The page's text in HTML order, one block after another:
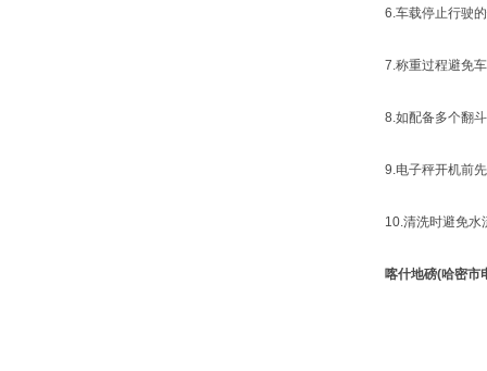
6.车载停止行驶的
7.称重过程避免车
8.如配备多个翻斗
9.电子秤开机前先
10.清洗时避免水
喀什地磅(哈密市